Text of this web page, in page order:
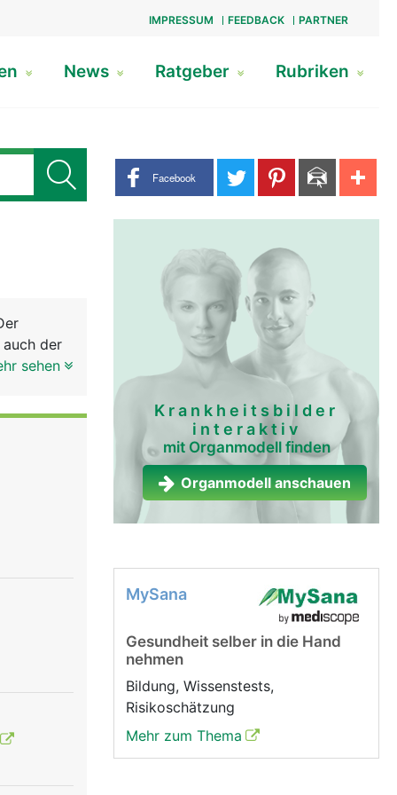
IMPRESSUM FEEDBACK PARTNER
News Ratgeber Rubriken
Share buttons
Facebook
der
sehen
Krankheitsbilder
interaktiv
mit Organmodell finden
Organmodell anschauen
MySana
Gesundheit selber in die Hand
nehmen
Bildung, Wissenstests,
Risikoschätzung
Mehr zum Thema